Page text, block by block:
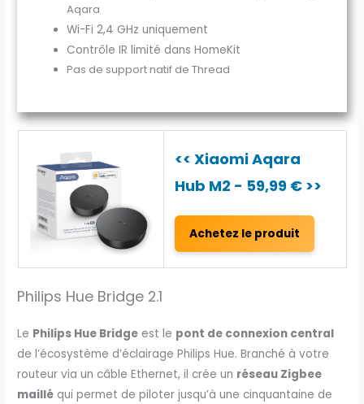
Aqara
Wi-Fi 2,4 GHz uniquement
Contrôle IR limité dans HomeKit
Pas de support natif de Thread
<< Xiaomi Aqara
Hub M2 - 59,99 € >>
Achetez le produit
Philips Hue Bridge 2.1
Le Philips Hue Bridge est le pont de connexion central
de l’écosystème d’éclairage Philips Hue. Branché à votre
routeur via un câble Ethernet, il crée un réseau Zigbee
maillé qui permet de piloter jusqu’à une cinquantaine de